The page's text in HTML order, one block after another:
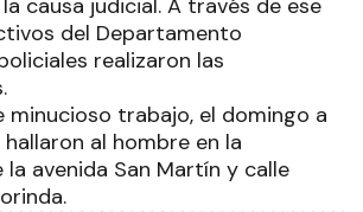
causa judicial. A través de ese
del Departamento
realizaron las
minucioso trabajo, el domingo a
hallaron al hombre en la
avenida San Martín y calle